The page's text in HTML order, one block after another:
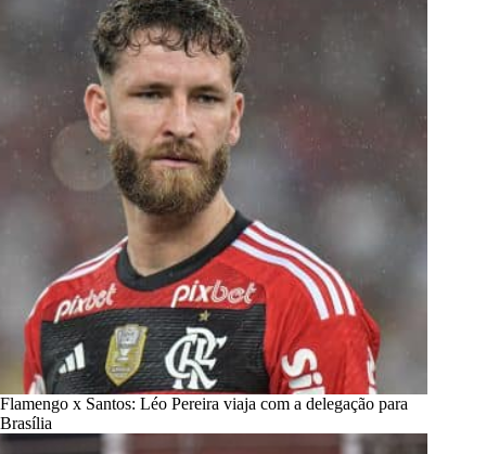
Flamengo x Santos: Léo Pereira viaja com a delegação para
Brasília